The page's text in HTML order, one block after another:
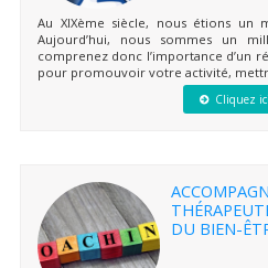
Au XIXème siècle, nous étions un
Aujourd’hui, nous sommes un
comprenez donc l’importance d’un
pour promouvoir votre activité,
Cliquez ici
DU BIEN-